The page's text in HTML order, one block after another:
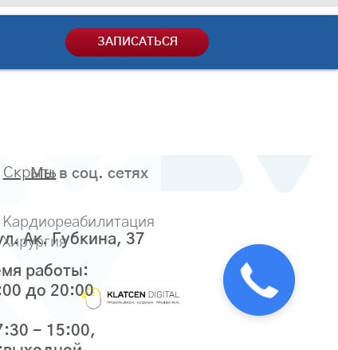
ЗАПИСАТЬСЯ
Скрыть
Ак. Губкина, 37
работы:
до 20:00
- 15:00,
Мы в соц. сетях
Кардиореабилитация
Хирургия